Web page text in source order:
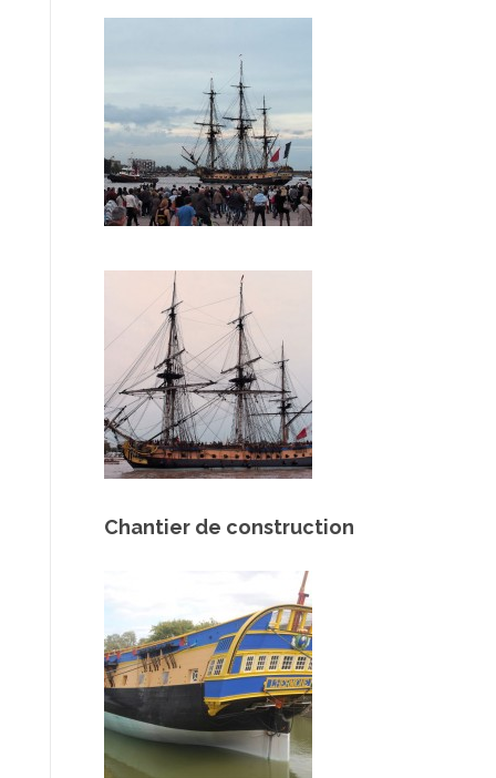
Chantier de construction